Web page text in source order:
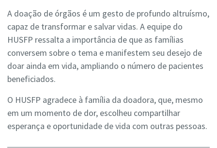
A doação de órgãos é um gesto de profundo altruísmo,
capaz de transformar e salvar vidas. A equipe do
HUSFP ressalta a importância de que as famílias
conversem sobre o tema e manifestem seu desejo de
doar ainda em vida, ampliando o número de pacientes
beneficiados.
O HUSFP agradece à família da doadora, que, mesmo
em um momento de dor, escolheu compartilhar
esperança e oportunidade de vida com outras pessoas.